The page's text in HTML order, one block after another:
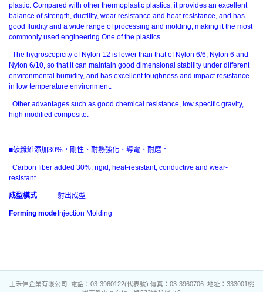
plastic. Compared with other thermoplastic plastics, it provides an excellent
balance of strength, ductility, wear resistance and heat resistance, and has
good fluidity and a wide range of processing and molding, making it the most
commonly used engineering One of the plastics.
The hygroscopicity of Nylon 12 is lower than that of Nylon 6/6, Nylon 6 and
Nylon 6/10, so that it can maintain good dimensional stability under different
environmental humidity, and has excellent toughness and impact resistance
in low temperature environment.
Other advantages such as good chemical resistance, low specific gravity,
high modified composite.
■碳纖維添加30%，剛性、耐熱強化、導電、耐磨。
Carbon fiber added 30%, rigid, heat-resistant, conductive and wear-
resistant.
成型模式
Forming mode
射出成型
Injection Molding
上禾伸企業有限公司. 電話：03-3960122(代表號) 傳真：03-3960706 地址：333001桃